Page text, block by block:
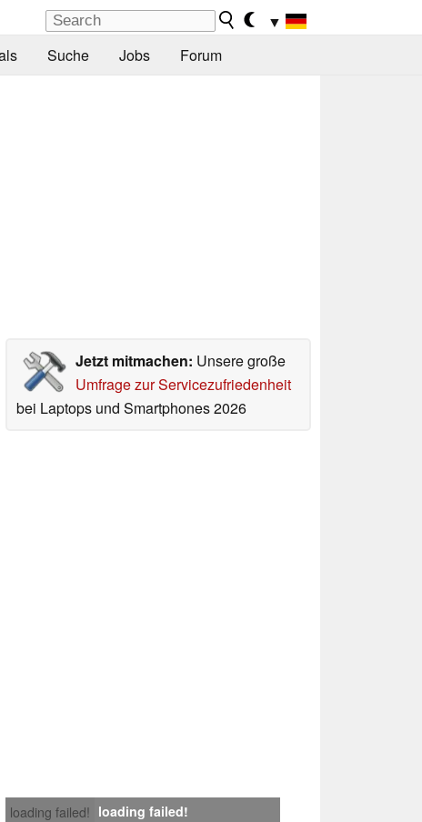
▼
Suche Jobs Forum
Jetzt mitmachen: Unsere große
Umfrage zur Servicezufriedenheit
bei Laptops und Smartphones 2026
loading failed! loading failed!